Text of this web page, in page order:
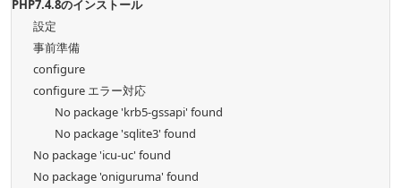
PHP7.4.8のインストール
設定
事前準備
configure
configure エラー対応
No package 'krb5-gssapi' found
No package 'sqlite3' found
No package 'icu-uc' found
No package 'oniguruma' found